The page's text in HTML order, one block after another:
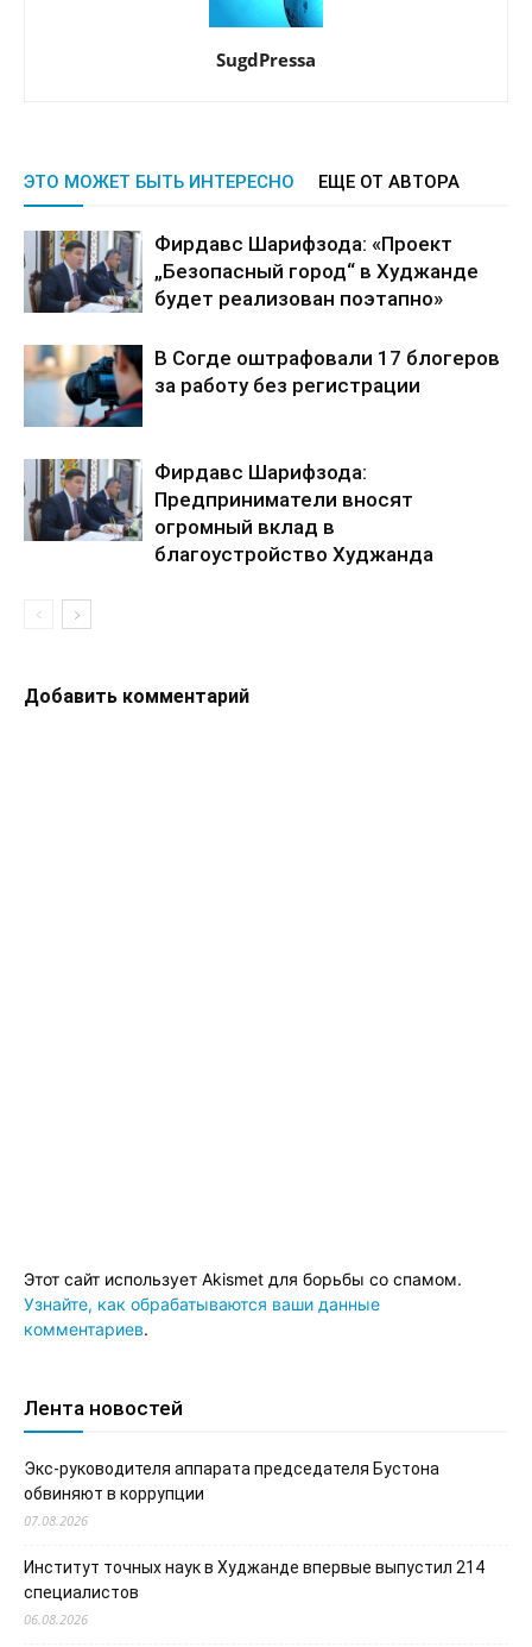
SugdPressa
ЭТО МОЖЕТ БЫТЬ ИНТЕРЕСНО ЕЩЕ ОТ АВТОРА
Фирдавс Шарифзода: «Проект
„Безопасный город“ в Худжанде
будет реализован поэтапно»
В Согде оштрафовали 17 блогеров
за работу без регистрации
Фирдавс Шарифзода:
Предприниматели вносят
огромный вклад в
благоустройство Худжанда
Добавить комментарий
Этот сайт использует Akismet для борьбы со спамом.
Узнайте, как обрабатываются ваши данные
комментариев.
Лента новостей
Экс-руководителя аппарата председателя Бустона
обвиняют в коррупции
07.08.2026
Институт точных наук в Худжанде впервые выпустил 214
специалистов
06.08.2026